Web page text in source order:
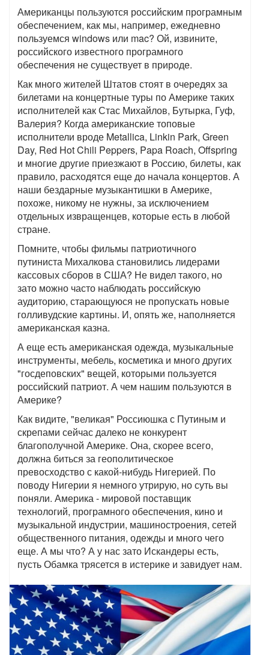
Американцы пользуются российским програмным
обеспечением, как мы, например, ежедневно
пользуемся windows или mac? Ой, извините,
российского известного програмного
обеспечения не существует в природе.
Как много жителей Штатов стоят в очередях за
билетами на концертные туры по Америке таких
исполнителей как Стас Михайлов, Бутырка, Гуф,
Валерия? Когда американские топовые
исполнители вроде Metallica, Linkin Park, Green
Day, Red Hot Chili Peppers, Papa Roach, Offspring
и многие другие приезжают в Россию, билеты, как
правило, расходятся еще до начала концертов. А
наши бездарные музыкантишки в Америке,
похоже, никому не нужны, за исключением
отдельных извращенцев, которые есть в любой
стране.
Помните, чтобы фильмы патриотичного
путиниста Михалкова становились лидерами
кассовых сборов в США? Не видел такого, но
зато можно часто наблюдать российскую
аудиторию, старающуюся не пропускать новые
голливудские картины. И, опять же, наполняется
американская казна.
А еще есть американская одежда, музыкальные
инструменты, мебель, косметика и много других
"госдеповских" вещей, которыми пользуется
российский патриот. А чем нашим пользуются в
Америке?
Как видите, "великая" Россиюшка с Путиным и
скрепами сейчас далеко не конкурент
благополучной Америке. Она, скорее всего,
должна биться за геополитическое
превосходство с какой-нибудь Нигерией. По
поводу Нигерии я немного утрирую, но суть вы
поняли. Америка - мировой поставщик
технологий, програмного обеспечения, кино и
музыкальной индустрии, машиностроения, сетей
общественного питания, одежды и много чего
еще. А мы что? А у нас зато Искандеры есть,
пусть Обамка трясется в истерике и завидует нам.